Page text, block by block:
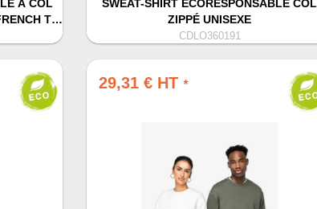
À COL
T…
SWEAT-SHIRT ÉCORESPONSABLE COL
ZIPPÉ UNISEXE
CDLO360191
29,31 € HT *